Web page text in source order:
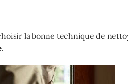
la bonne technique de
.